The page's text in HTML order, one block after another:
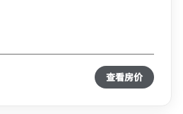
查看房价